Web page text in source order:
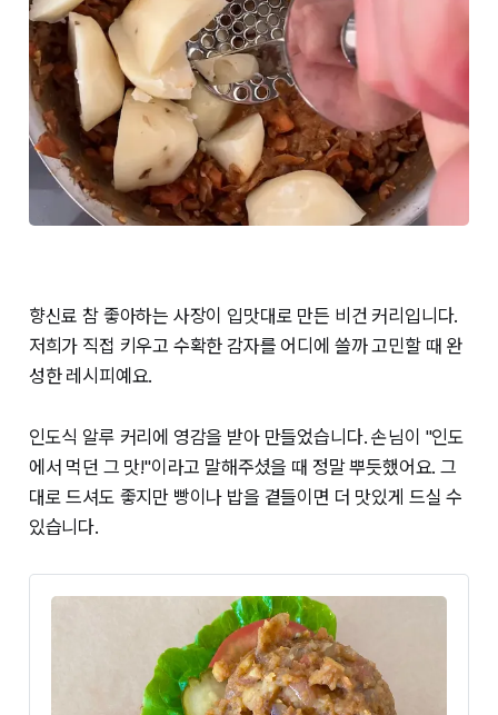
향신료 참 좋아하는 사장이 입맛대로 만든 비건 커리입니다.
저희가 직접 키우고 수확한 감자를 어디에 쓸까 고민할 때 완
성한 레시피예요.
인도식 알루 커리에 영감을 받아 만들었습니다. 손님이 "인도
에서 먹던 그 맛!"이라고 말해주셨을 때 정말 뿌듯했어요. 그
대로 드셔도 좋지만 빵이나 밥을 곁들이면 더 맛있게 드실 수
있습니다.